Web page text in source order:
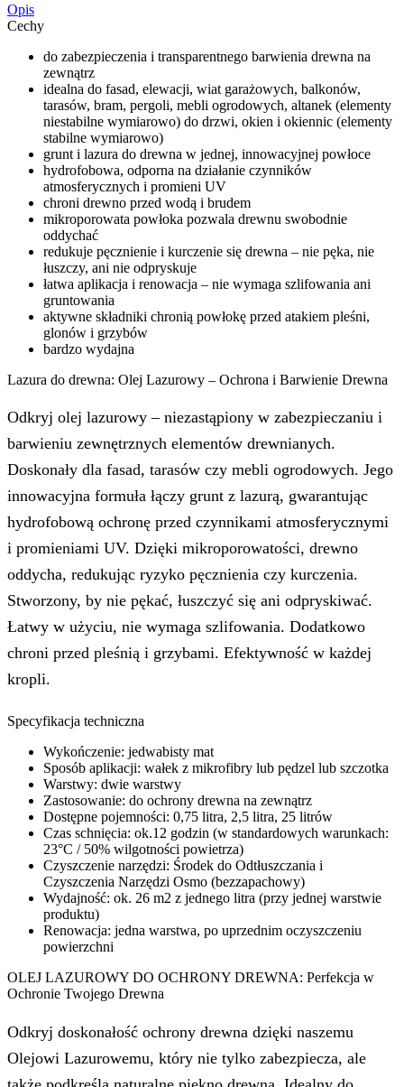
Opis
Cechy
do zabezpieczenia i transparentnego barwienia drewna na
zewnątrz
idealna do fasad, elewacji, wiat garażowych, balkonów,
tarasów, bram, pergoli, mebli ogrodowych, altanek (elementy
niestabilne wymiarowo) do drzwi, okien i okiennic (elementy
stabilne wymiarowo)
grunt i lazura do drewna w jednej, innowacyjnej powłoce
hydrofobowa, odporna na działanie czynników
atmosferycznych i promieni UV
chroni drewno przed wodą i brudem
mikroporowata powłoka pozwala drewnu swobodnie
oddychać
redukuje pęcznienie i kurczenie się drewna – nie pęka, nie
łuszczy, ani nie odpryskuje
łatwa aplikacja i renowacja – nie wymaga szlifowania ani
gruntowania
aktywne składniki chronią powłokę przed atakiem pleśni,
glonów i grzybów
bardzo wydajna
Lazura do drewna: Olej Lazurowy – Ochrona i Barwienie Drewna
Odkryj olej lazurowy – niezastąpiony w zabezpieczaniu i
barwieniu zewnętrznych elementów drewnianych.
Doskonały dla fasad, tarasów czy mebli ogrodowych. Jego
innowacyjna formuła łączy grunt z lazurą, gwarantując
hydrofobową ochronę przed czynnikami atmosferycznymi
i promieniami UV. Dzięki mikroporowatości, drewno
oddycha, redukując ryzyko pęcznienia czy kurczenia.
Stworzony, by nie pękać, łuszczyć się ani odpryskiwać.
Łatwy w użyciu, nie wymaga szlifowania. Dodatkowo
chroni przed pleśnią i grzybami. Efektywność w każdej
kropli.
Specyfikacja techniczna
Wykończenie: jedwabisty mat
Sposób aplikacji: wałek z mikrofibry lub pędzel lub szczotka
Warstwy: dwie warstwy
Zastosowanie: do ochrony drewna na zewnątrz
Dostępne pojemności: 0,75 litra, 2,5 litra, 25 litrów
Czas schnięcia: ok.12 godzin (w standardowych warunkach:
23°C / 50% wilgotności powietrza)
Czyszczenie narzędzi: Środek do Odtłuszczania i
Czyszczenia Narzędzi Osmo (bezzapachowy)
Wydajność: ok. 26 m2 z jednego litra (przy jednej warstwie
produktu)
Renowacja: jedna warstwa, po uprzednim oczyszczeniu
powierzchni
OLEJ LAZUROWY DO OCHRONY DREWNA: Perfekcja w
Ochronie Twojego Drewna
Odkryj doskonałość ochrony drewna dzięki naszemu
Olejowi Lazurowemu, który nie tylko zabezpiecza, ale